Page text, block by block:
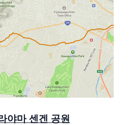
야마 센겐 공원